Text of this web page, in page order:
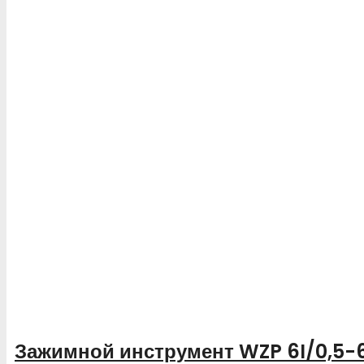
Зажимной инструмент WZP 6I/0,5-